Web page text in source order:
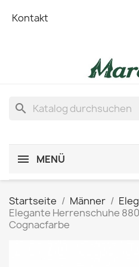
Kontakt
search
MENÜ
Startseite Männer
Elegante Herrenschuhe
Cognacfarbe